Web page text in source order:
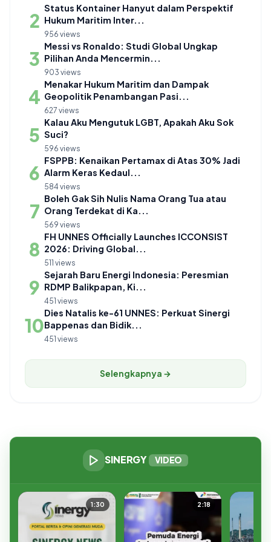
2
Status Kontainer Hanyut dalam Perspektif
Hukum Maritim Inter...
956 views
3
Messi vs Ronaldo: Studi Global Ungkap
Pilihan Anda Mencermin...
903 views
4
Menakar Hukum Maritim dan Dampak
Geopolitik Penambangan Pasi...
627 views
5
Kalau Aku Mengutuk LGBT, Apakah Aku Sok
Suci?
596 views
6
FSPPB: Kenaikan Pertamax di Atas 30% Jadi
Alarm Keras Kedaul...
584 views
7
Boleh Gak Sih Nulis Nama Orang Tua atau
Orang Terdekat di Ka...
569 views
8
FH UNNES Officially Launches ICCONSIST
2026: Driving Global...
511 views
9
Sejarah Baru Energi Indonesia: Peresmian
RDMP Balikpapan, Ki...
451 views
10
Dies Natalis ke-61 UNNES: Perkuat Sinergi
Bappenas dan Bidik...
451 views
Selengkapnya →
SINERGY VIDEO
1:30 2:18